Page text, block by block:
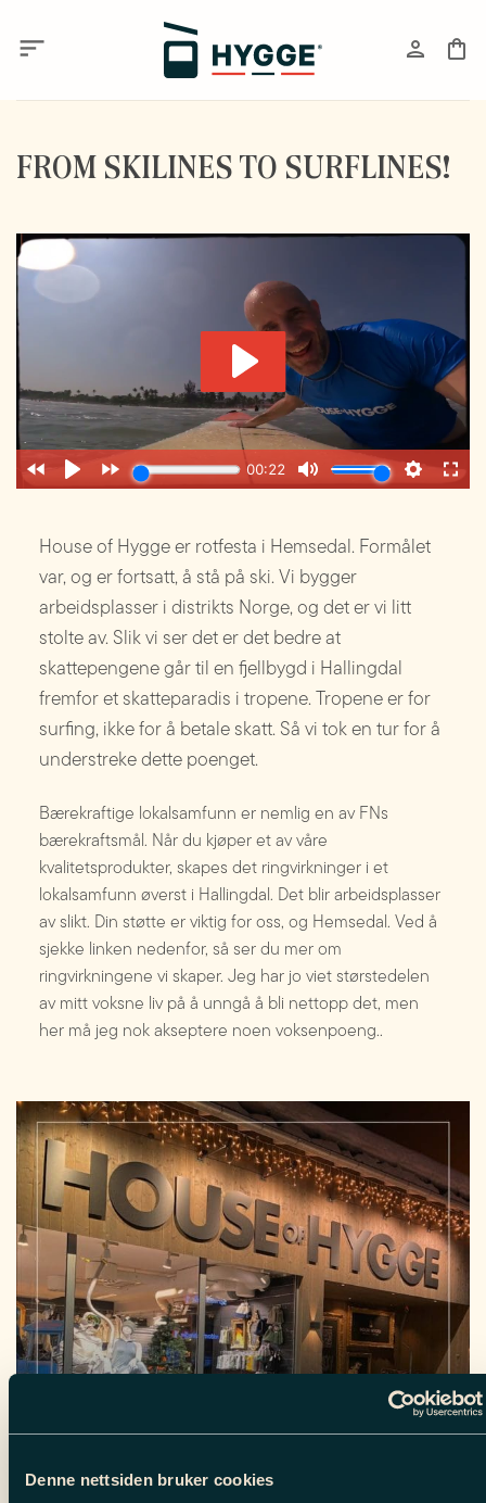
Denne nettsiden bruker cookies
FROM SKILINES TO SURFLINES!
House of Hygge er rotfesta i Hemsedal. Formålet
var, og er fortsatt, å stå på ski. Vi bygger
arbeidsplasser i distrikts Norge, og det er vi litt
stolte av. Slik vi ser det er det bedre at
skattepengene går til en fjellbygd i Hallingdal
fremfor et skatteparadis i tropene. Tropene er for
surfing, ikke for å betale skatt. Så vi tok en tur for å
understreke dette poenget.
Bærekraftige lokalsamfunn er nemlig en av FNs
bærekraftsmål. Når du kjøper et av våre
kvalitetsprodukter, skapes det ringvirkninger i et
lokalsamfunn øverst i Hallingdal. Det blir arbeidsplasser
av slikt. Din støtte er viktig for oss, og Hemsedal. Ved å
sjekke linken nedenfor, så ser du mer om
ringvirkningene vi skaper. Jeg har jo viet størstedelen
av mitt voksne liv på å unngå å bli nettopp det, men
her må jeg nok akseptere noen voksenpoeng..